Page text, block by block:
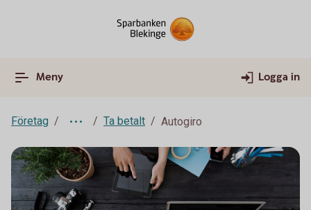
Meny Logga in
Företag Ta betalt Autogiro